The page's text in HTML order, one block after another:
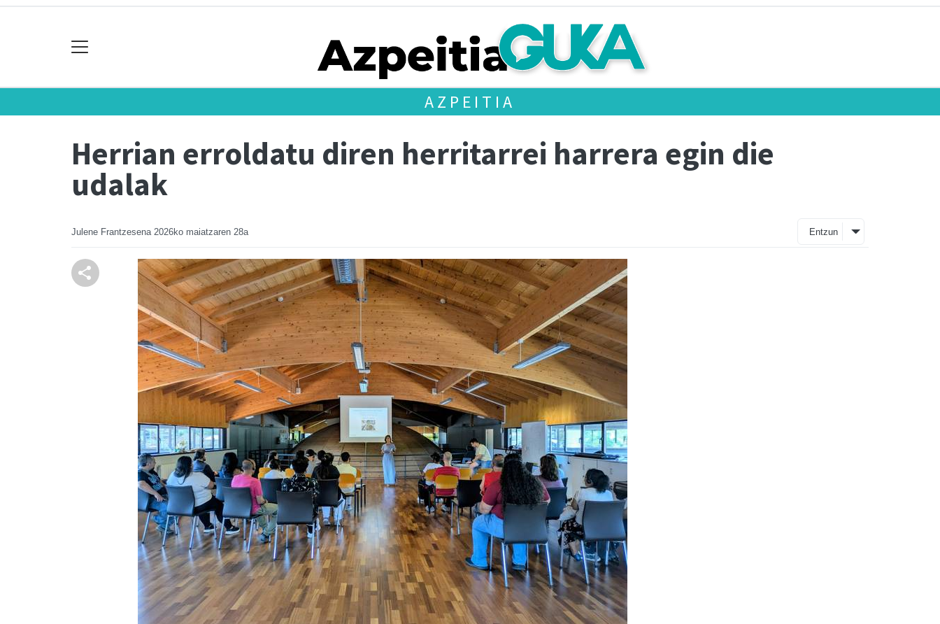
AZPEITIA
Herrian erroldatu diren herritarrei harrera egin die
udalak
Julene Frantzesena 2026ko maiatzaren 28a Entzun